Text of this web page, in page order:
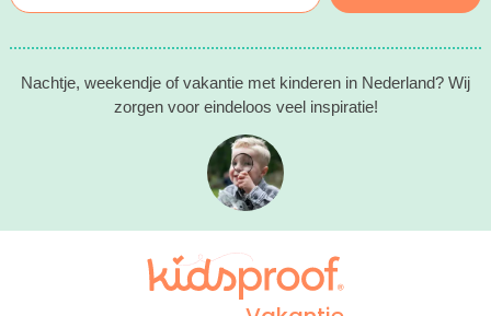
Nachtje, weekendje of vakantie met kinderen in Nederland? Wij
zorgen voor eindeloos veel inspiratie!